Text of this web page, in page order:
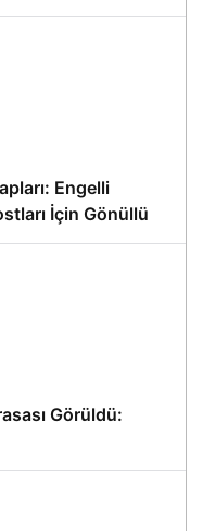
Engelli
İçin Gönüllü
Görüldü: